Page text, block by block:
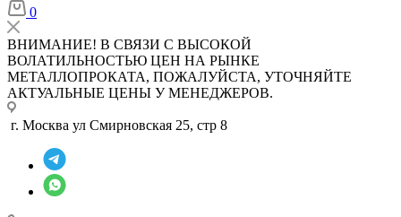
0
ВНИМАНИЕ! В СВЯЗИ С ВЫСОКОЙ
ВОЛАТИЛЬНОСТЬЮ ЦЕН НА РЫНКЕ
МЕТАЛЛОПРОКАТА, ПОЖАЛУЙСТА, УТОЧНЯЙТЕ
АКТУАЛЬНЫЕ ЦЕНЫ У МЕНЕДЖЕРОВ.
г. Москва ул Смирновская 25, стр 8